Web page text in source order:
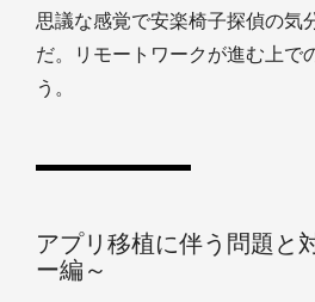
思議な感覚で安楽椅子探偵の気
だ。リモートワークが進む上で
う。
アプリ移植に伴う問題と
ー編～